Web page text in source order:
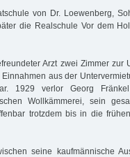
von Dr. Loewenberg,
die Realschule Vor dem
Arzt zwei Zimmer zur
aus der
1929 verlor Georg
Wollkämmerei, sein
trotzdem bis in die
seine kaufmännische